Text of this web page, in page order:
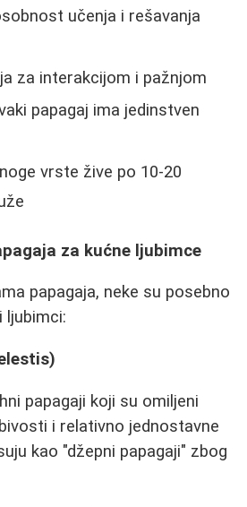
učenja i rešavanja
za interakcijom i pažnjom
papagaj ima jedinstven
vrste žive po 10-20
za kućne ljubimce
papagaja, neke su posebno
ljubimci:
papagaji koji su omiljeni
i relativno jednostavne
kao "džepni papagaji" zbog